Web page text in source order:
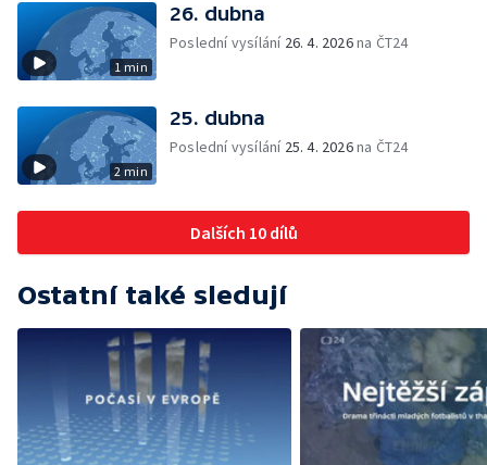
1 min
26. dubna
Poslední vysílání 26. 4. 2026na ČT24
2 min
25. dubna
Poslední vysílání 25. 4. 2026na ČT24
Dalších 10 dílů
Ostatní také sledují